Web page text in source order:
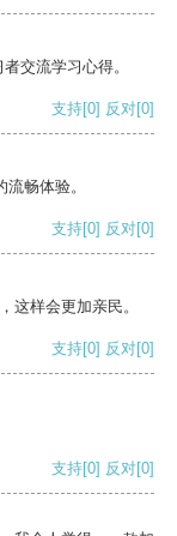
交流学习心得。
支持[0] 反对[0]
畅体验。
支持[0] 反对[0]
这样会更加亲民。
支持[0] 反对[0]
支持[0] 反对[0]